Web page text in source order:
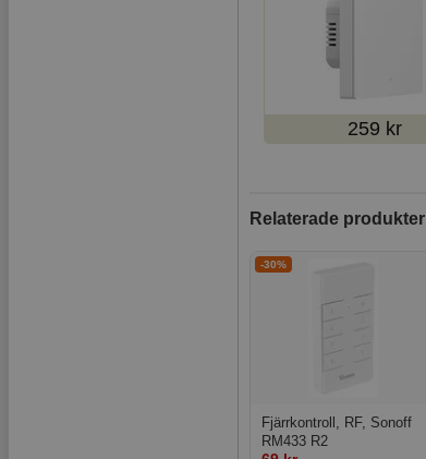
259 kr
Relaterade produkter
-30%
Fjärrkontroll, RF, Sonoff
RM433 R2